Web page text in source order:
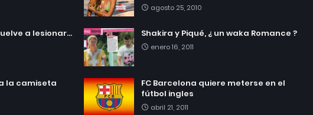
a lesionar...
la camiseta
agosto 25, 2010
Shakira y Piqué, ¿ un waka Romance ?
enero 16, 2011
FC Barcelona quiere meterse en el
fútbol ingles
abril 21, 2011